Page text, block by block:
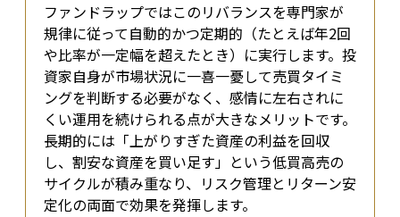
ファンドラップではこのリバランスを専門家が
規律に従って自動的かつ定期的（たとえば年2回
や比率が一定幅を超えたとき）に実行します。投
資家自身が市場状況に一喜一憂して売買タイミ
ングを判断する必要がなく、感情に左右されに
くい運用を続けられる点が大きなメリットです。
長期的には「上がりすぎた資産の利益を回収
し、割安な資産を買い足す」という低買高売の
サイクルが積み重なり、リスク管理とリターン安
定化の両面で効果を発揮します。